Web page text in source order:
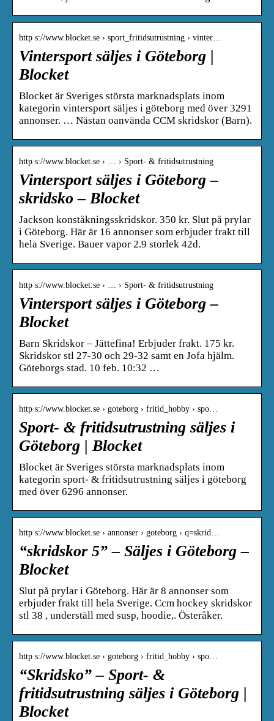
http s://www.blocket.se › sport_fritidsutrustning › vinter…
Vintersport säljes i Göteborg |
Blocket
Blocket är Sveriges största marknadsplats inom
kategorin vintersport säljes i göteborg med över 3291
annonser. … Nästan oanvända CCM skridskor (Barn).
http s://www.blocket.se › … › Sport- & fritidsutrustning
Vintersport säljes i Göteborg –
skridsko – Blocket
Jackson konståkningsskridskor. 350 kr. Slut på prylar
i Göteborg. Här är 16 annonser som erbjuder frakt till
hela Sverige. Bauer vapor 2.9 storlek 42d.
http s://www.blocket.se › … › Sport- & fritidsutrustning
Vintersport säljes i Göteborg –
Blocket
Barn Skridskor – Jättefina! Erbjuder frakt. 175 kr.
Skridskor stl 27-30 och 29-32 samt en Jofa hjälm.
Göteborgs stad. 10 feb. 10:32 …
http s://www.blocket.se › goteborg › fritid_hobby › spo…
Sport- & fritidsutrustning säljes i
Göteborg | Blocket
Blocket är Sveriges största marknadsplats inom
kategorin sport- & fritidsutrustning säljes i göteborg
med över 6296 annonser.
http s://www.blocket.se › annonser › goteborg › q=skrid…
“skridskor 5” – Säljes i Göteborg –
Blocket
Slut på prylar i Göteborg. Här är 8 annonser som
erbjuder frakt till hela Sverige. Ccm hockey skridskor
stl 38 , underställ med susp, hoodie,. Österåker.
http s://www.blocket.se › goteborg › fritid_hobby › spo…
“Skridsko” – Sport- &
fritidsutrustning säljes i Göteborg |
Blocket